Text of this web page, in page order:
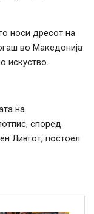
носи дресот на
во Македонија
искуство.
на
според
Ливгот, постоел